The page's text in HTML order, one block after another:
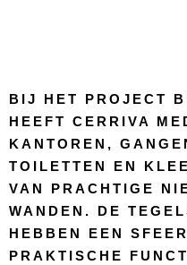
BIJ HET PROJECT
HEEFT CERRIVA
KANTOREN,
TOILETTEN EN
VAN PRACHTIGE
WANDEN. DE
HEBBEN EEN
PRAKTISCHE